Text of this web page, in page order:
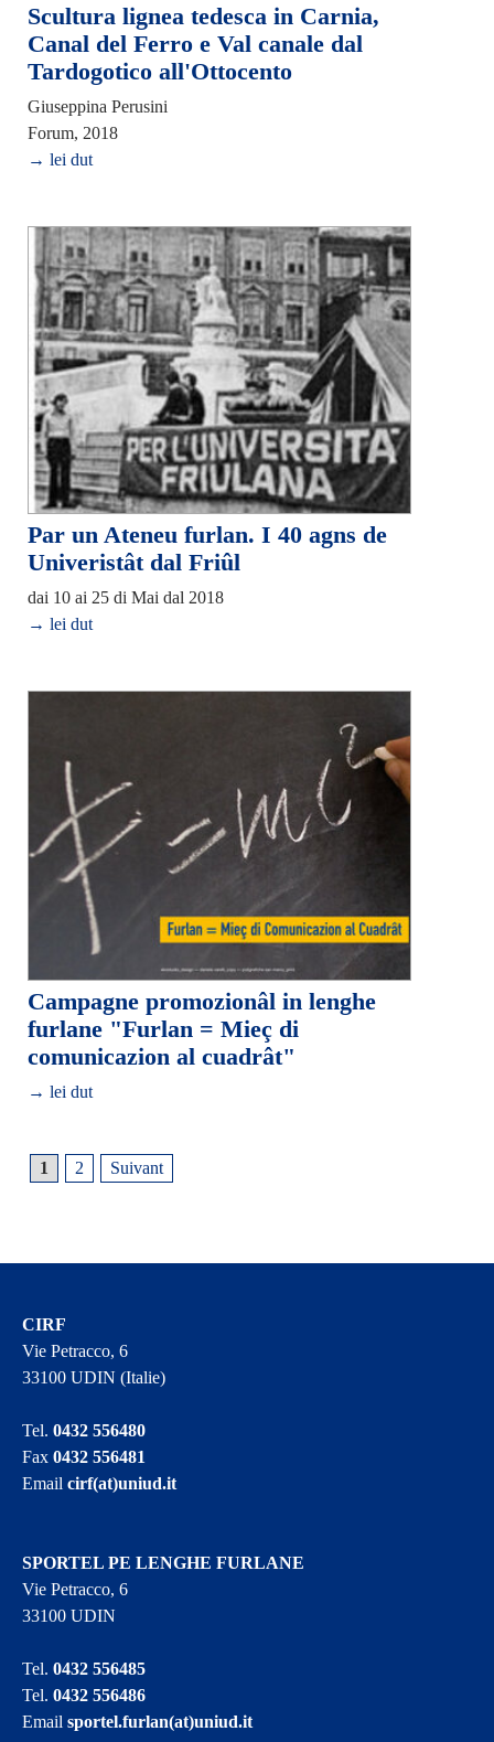
Scultura lignea tedesca in Carnia,
Canal del Ferro e Val canale dal
Tardogotico all'Ottocento
Giuseppina Perusini
Forum, 2018
→ lei dut
Par un Ateneu furlan. I 40 agns de
Univeristât dal Friûl
dai 10 ai 25 di Mai dal 2018
→ lei dut
Campagne promozionâl in lenghe
furlane "Furlan = Mieç di
comunicazion al cuadrât"
→ lei dut
1 2 Suivant
CIRF
Vie Petracco, 6
33100 UDIN (Italie)
Tel.0432 556480
Fax0432 556481
Emailcirf(at)uniud.it
SPORTEL PE LENGHE FURLANE
Vie Petracco, 6
33100 UDIN
Tel.0432 556485
Tel.0432 556486
Emailsportel.furlan(at)uniud.it